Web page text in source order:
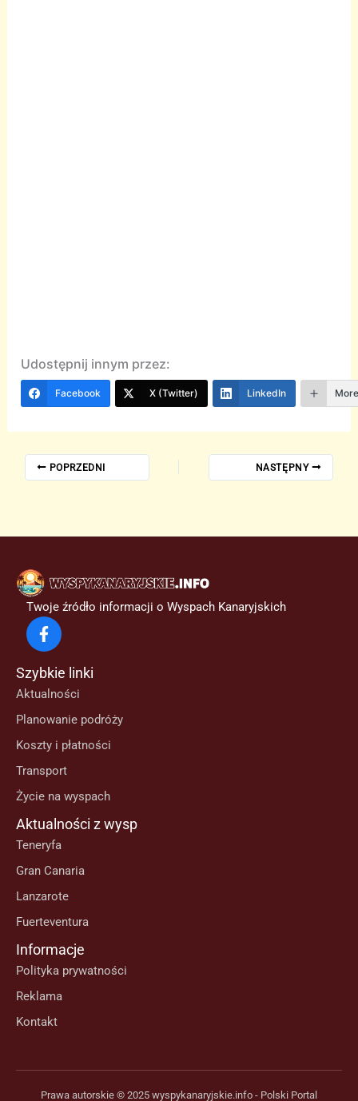
Udostępnij innym przez:
Facebook X (Twitter) LinkedIn
POPRZEDNI NASTĘPNY
Twoje źródło informacji o Wyspach Kanaryjskich
Szybkie linki
Aktualności
Planowanie podróży
Koszty i płatności
Transport
Życie na wyspach
Aktualności z wysp
Teneryfa
Gran Canaria
Lanzarote
Fuerteventura
Informacje
Polityka prywatności
Reklama
Kontakt
Prawa autorskie © 2025 wyspykanaryjskie.info - Polski Portal